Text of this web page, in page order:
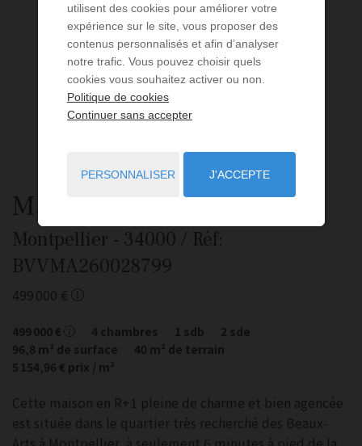
Maison 5 piècesà vendre
Montpellier - 34000 / Réf:
BVVMA260028799
499 000 €
499 000 € 4 chambres 1 sdb 2 sde
96,8 m² de surface 40 m² de terrain
5 154,96 € prix / m²
Cette maison en R+1 pleine de charme et bien agencée
est située dans le quartier très recherché des Beaux-
utilisent des cookies pour améliorer votre
expérience sur le site, vous proposer des
contenus personnalisés et afin d’analyser
notre trafic. Vous pouvez choisir quels
cookies vous souhaitez activer ou non.
Politique de cookies
Continuer sans accepter
PERSONNALISER J'ACCEPTE